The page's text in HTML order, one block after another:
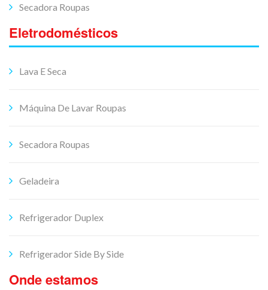
Secadora Roupas
Eletrodomésticos
Lava E Seca
Máquina De Lavar Roupas
Secadora Roupas
Geladeira
Refrigerador Duplex
Refrigerador Side By Side
Onde estamos